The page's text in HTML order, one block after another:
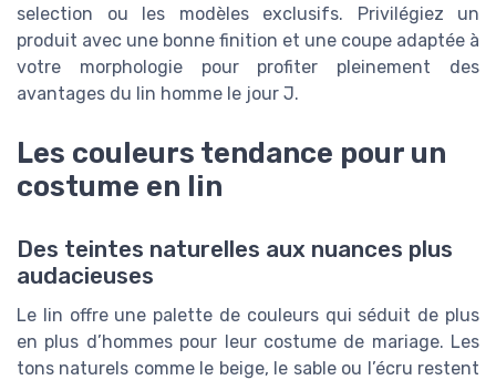
selection ou les modèles exclusifs. Privilégiez un
produit avec une bonne finition et une coupe adaptée à
votre morphologie pour profiter pleinement des
avantages du lin homme le jour J.
Les couleurs tendance pour un
costume en lin
Des teintes naturelles aux nuances plus
audacieuses
Le lin offre une palette de couleurs qui séduit de plus
en plus d’hommes pour leur costume de mariage. Les
tons naturels comme le beige, le sable ou l’écru restent